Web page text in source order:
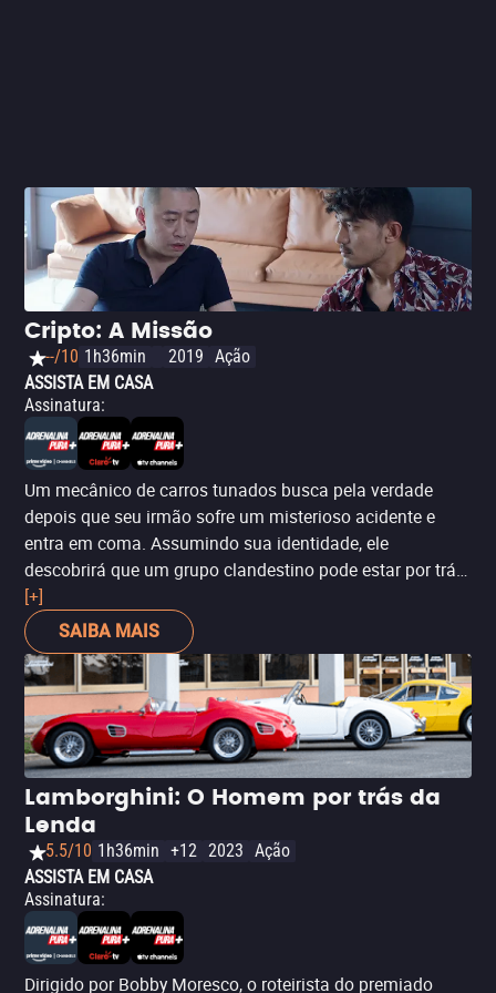
Cripto: A Missão
--/10 1h36min 2019 Ação
ASSISTA EM CASA
Assinatura:
Um mecânico de carros tunados busca pela verdade
depois que seu irmão sofre um misterioso acidente e
entra em coma. Assumindo sua identidade, ele
descobrirá que um grupo clandestino pode estar por trás
deste crime.
[+]
SAIBA MAIS
Lamborghini: O Homem por trás da
Lenda
5.5/10 1h36min +12 2023 Ação
ASSISTA EM CASA
Assinatura:
Dirigido por Bobby Moresco, o roteirista do premiado